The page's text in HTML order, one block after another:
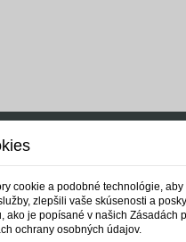
cookie a podobné technológie,
zlepšili vaše skúsenosti a
ako je popísané v našich Zásadách
ochrany osobných údajov.